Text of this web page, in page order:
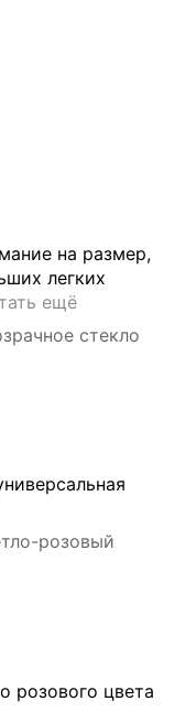
на размер,
легких
ещё
стекло
розовый
розового цвета